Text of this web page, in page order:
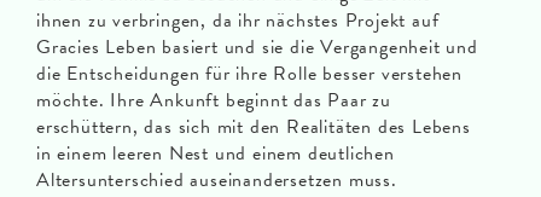
ihnen zu verbringen, da ihr nächstes Projekt auf
Gracies Leben basiert und sie die Vergangenheit und
die Entscheidungen für ihre Rolle besser verstehen
möchte. Ihre Ankunft beginnt das Paar zu
erschüttern, das sich mit den Realitäten des Lebens
in einem leeren Nest und einem deutlichen
Altersunterschied auseinandersetzen muss.